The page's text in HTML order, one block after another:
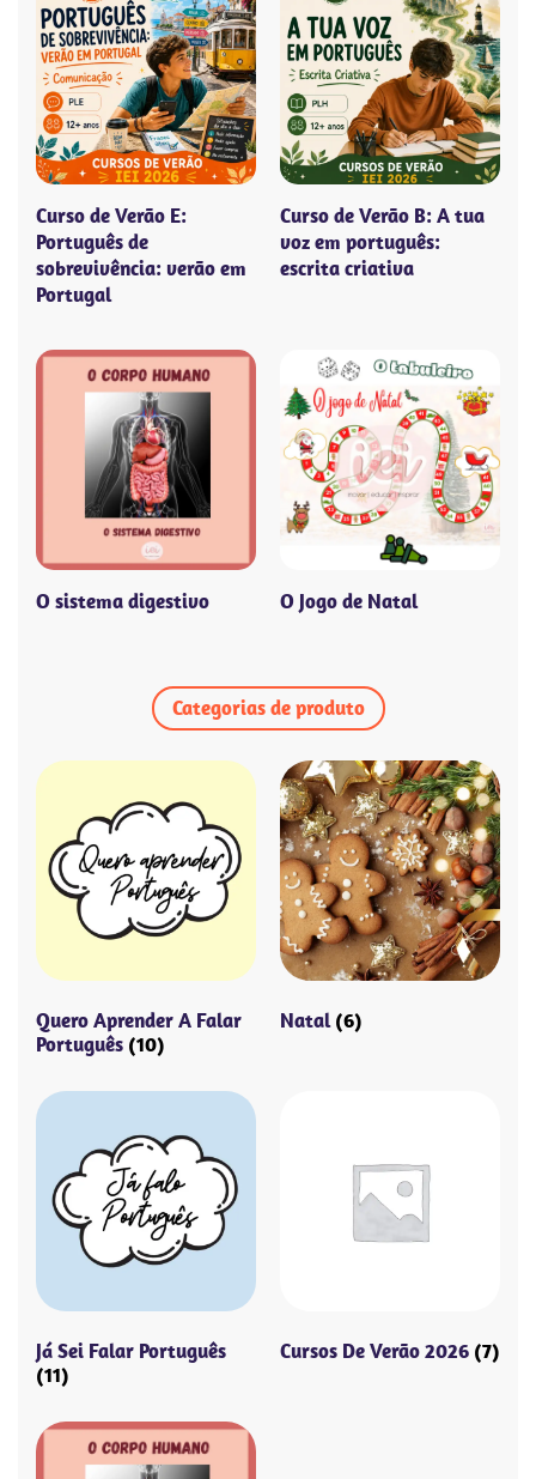
Curso de Verão E:
Português de
sobrevivência: verão em
Portugal
Curso de Verão B: A tua
voz em português:
escrita criativa
O sistema digestivo O Jogo de Natal
Categorias de produto
Quero Aprender A Falar
Português (10)
Natal(6)
Já Sei Falar Português
(11)
Cursos De Verão 2026 (7)